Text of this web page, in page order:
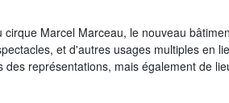
Marcel Marceau, le nouveau
et d'autres usages multiples en
représentations, mais également de